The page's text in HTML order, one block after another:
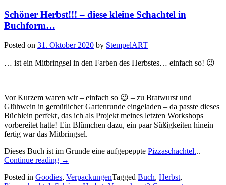
Schöner Herbst!!! – diese kleine Schachtel in
Buchform…
Posted on 31. Oktober 2020 by StempelART
… ist ein Mitbringsel in den Farben des Herbstes… einfach so! 😉
Vor Kurzem waren wir – einfach so 😉 – zu Bratwurst und
Glühwein in gemütlicher Gartenrunde eingeladen – da passte dieses
Büchlein perfekt, das ich als Projekt meines letzten Workshops
vorbereitet hatte! Ein Blümchen dazu, ein paar Süßigkeiten hinein –
fertig war das Mitbringsel.
Dieses Buch ist im Grunde eine aufgepeppte Pizzaschachtel...
Continue reading „Schöner
–
→
Posted in Goodies, VerpackungenTagged Buch, Herbst,